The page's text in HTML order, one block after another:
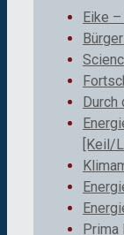
Eike
[Keil/
Prima